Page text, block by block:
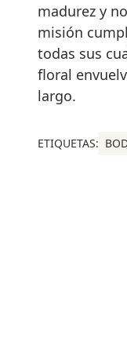
madurez y
misión
todas sus
floral
largo.
ETIQUETAS: